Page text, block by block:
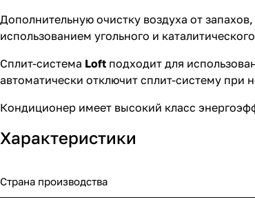
Дополнительную очистку воздуха от
использованием угольного и
Сплит-система Loft подходит для
автоматически отключит сплит-систему
Кондиционер имеет высокий класс
Характеристики
Страна производства